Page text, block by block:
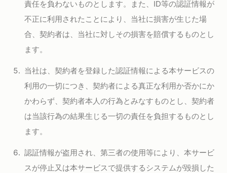
責任を負わないものとします。また、ID等の認証情報が
不正に利用されたことにより、当社に損害が生じた場
合、契約者は、当社に対しその損害を賠償するものとし
ます。
当社は、契約者を登録した認証情報による本サービスの
利用の一切につき、契約者による真正な利用か否かにか
かわらず、契約者本人の行為とみなすものとし、契約者
は当該行為の結果生じる一切の責任を負担するものとし
ます。
認証情報が盗用され、第三者の使用等により、本サービ
スが停止又は本サービスで提供するシステムが毀損した